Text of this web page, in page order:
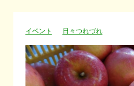
イベント 日々つれづれ